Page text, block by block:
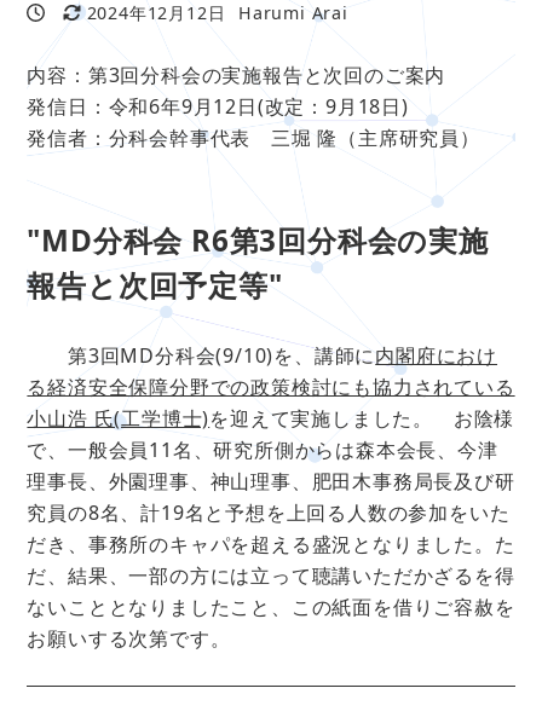
投稿日更新日
2024年12月12日
著
Harumi Arai
内容：第3回分科会の実施報告と次回のご案内
発信日：令和6年9月12日(改定：9月18日)
発信者：分科会幹事代表 三堀 隆（主席研究員）
"MD分科会 R6第3回分科会の実施
報告と次回予定等"
第3回MD分科会(9/10)を、講師に内閣府におけ
る経済安全保障分野での政策検討にも協力されている
小山浩 氏(工学博士)を迎えて実施しました。 お陰様
で、一般会員11名、研究所側からは森本会長、今津
理事長、外園理事、神山理事、肥田木事務局長及び研
究員の8名、計19名と予想を上回る人数の参加をいた
だき、事務所のキャパを超える盛況となりました。た
だ、結果、一部の方には立って聴講いただかざるを得
ないこととなりましたこと、この紙面を借りご容赦を
お願いする次第です。